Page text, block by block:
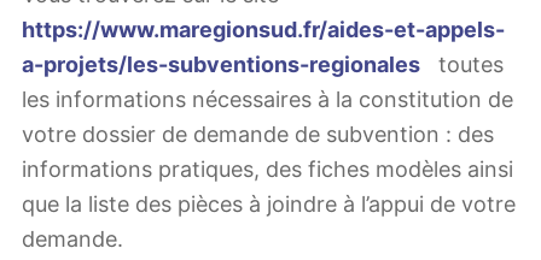
https://www.maregionsud.fr/aides-et-appels-
a-projets/les-subventions-regionales toutes
les informations nécessaires à la constitution de
votre dossier de demande de subvention : des
informations pratiques, des fiches modèles ainsi
que la liste des pièces à joindre à l’appui de votre
demande.